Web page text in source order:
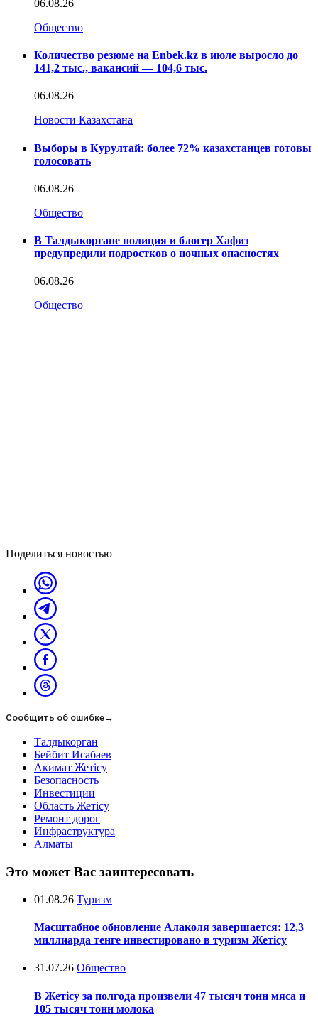
06.08.26
Общество
Количество резюме на Enbek.kz в июле выросло до
141,2 тыс., вакансий — 104,6 тыс.
06.08.26
Новости Казахстана
Выборы в Курултай: более 72% казахстанцев готовы
голосовать
06.08.26
Общество
В Талдыкоргане полиция и блогер Хафиз
предупредили подростков о ночных опасностях
06.08.26
Общество
Поделиться новостью
Сообщить об ошибке→
Талдыкорган
Бейбит Исабаев
Акимат Жетісу
Безопасность
Инвестиции
Область Жетісу
Ремонт дорог
Инфраструктура
Алматы
Это может Вас заинтересовать
01.08.26 Туризм
Масштабное обновление Алаколя завершается: 12,3
миллиарда тенге инвестировано в туризм Жетісу
31.07.26 Общество
В Жетісу за полгода произвели 47 тысяч тонн мяса и
105 тысяч тонн молока